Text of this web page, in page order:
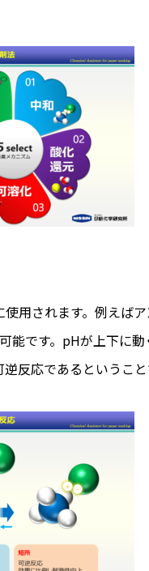
用されます。例えば
能です。pHが上下に
反応であるということ